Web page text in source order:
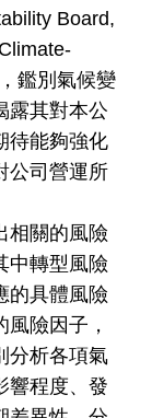
Board,
鑑別氣候變
露其對本公
待能夠強化
公司營運所
相關的風險
中轉型風險
的具體風險
險因子，
分析各項氣
響程度、發